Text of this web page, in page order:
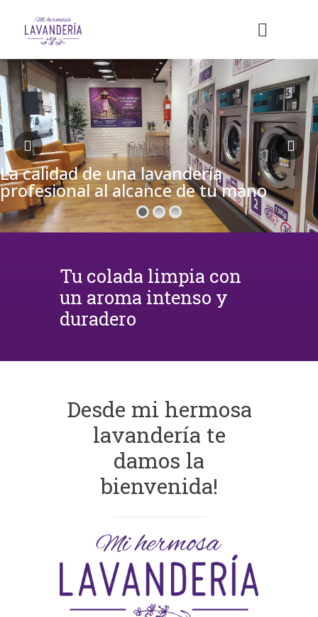
La calidad de una lavandería
profesional al alcance de tu mano
Tu colada limpia con
un aroma intenso y
duradero
Desde mi hermosa
lavandería te
damos la
bienvenida!